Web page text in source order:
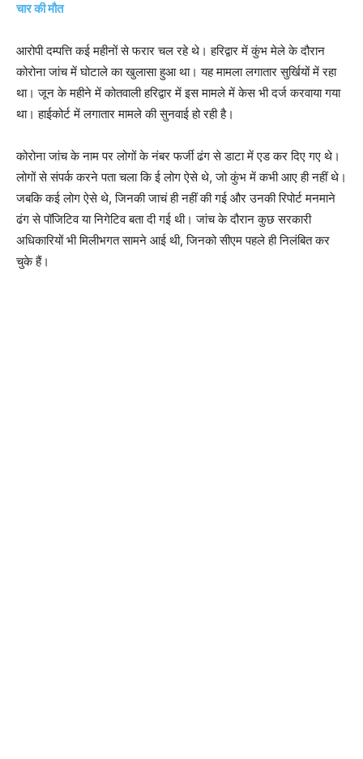
चार की मौत
आरोपी दम्पत्ति कई महीनों से फरार चल रहे थे। हरिद्वार में कुंभ मेले के दौरान
कोरोना जांच में घोटाले का खुलासा हुआ था। यह मामला लगातार सुर्खियों में रहा
था। जून के महीने में कोतवाली हरिद्वार में इस मामले में केस भी दर्ज करवाया गया
था। हाईकोर्ट में लगातार मामले की सुनवाई हो रही है।
कोरोना जांच के नाम पर लोगों के नंबर फर्जी ढंग से डाटा में एड कर दिए गए थे।
लोगों से संपर्क करने पता चला कि ई लोग ऐसे थे, जो कुंभ में कभी आए ही नहीं थे।
जबकि कई लोग ऐसे थे, जिनकी जाचं ही नहीं की गई और उनकी रिपोर्ट मनमाने
ढंग से पॉजिटिव या निगेटिव बता दी गई थी। जांच के दौरान कुछ सरकारी
अधिकारियों भी मिलीभगत सामने आई थी, जिनको सीएम पहले ही निलंबित कर
चुके हैं।